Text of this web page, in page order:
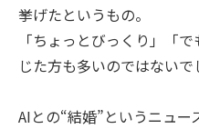
挙げたというもの。
「ちょっとびっくり」「
じた方も多いのではないで
AIとの“結婚”というニュ